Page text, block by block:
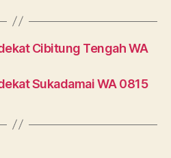
Cibitung Tengah WA
Sukadamai WA 0815